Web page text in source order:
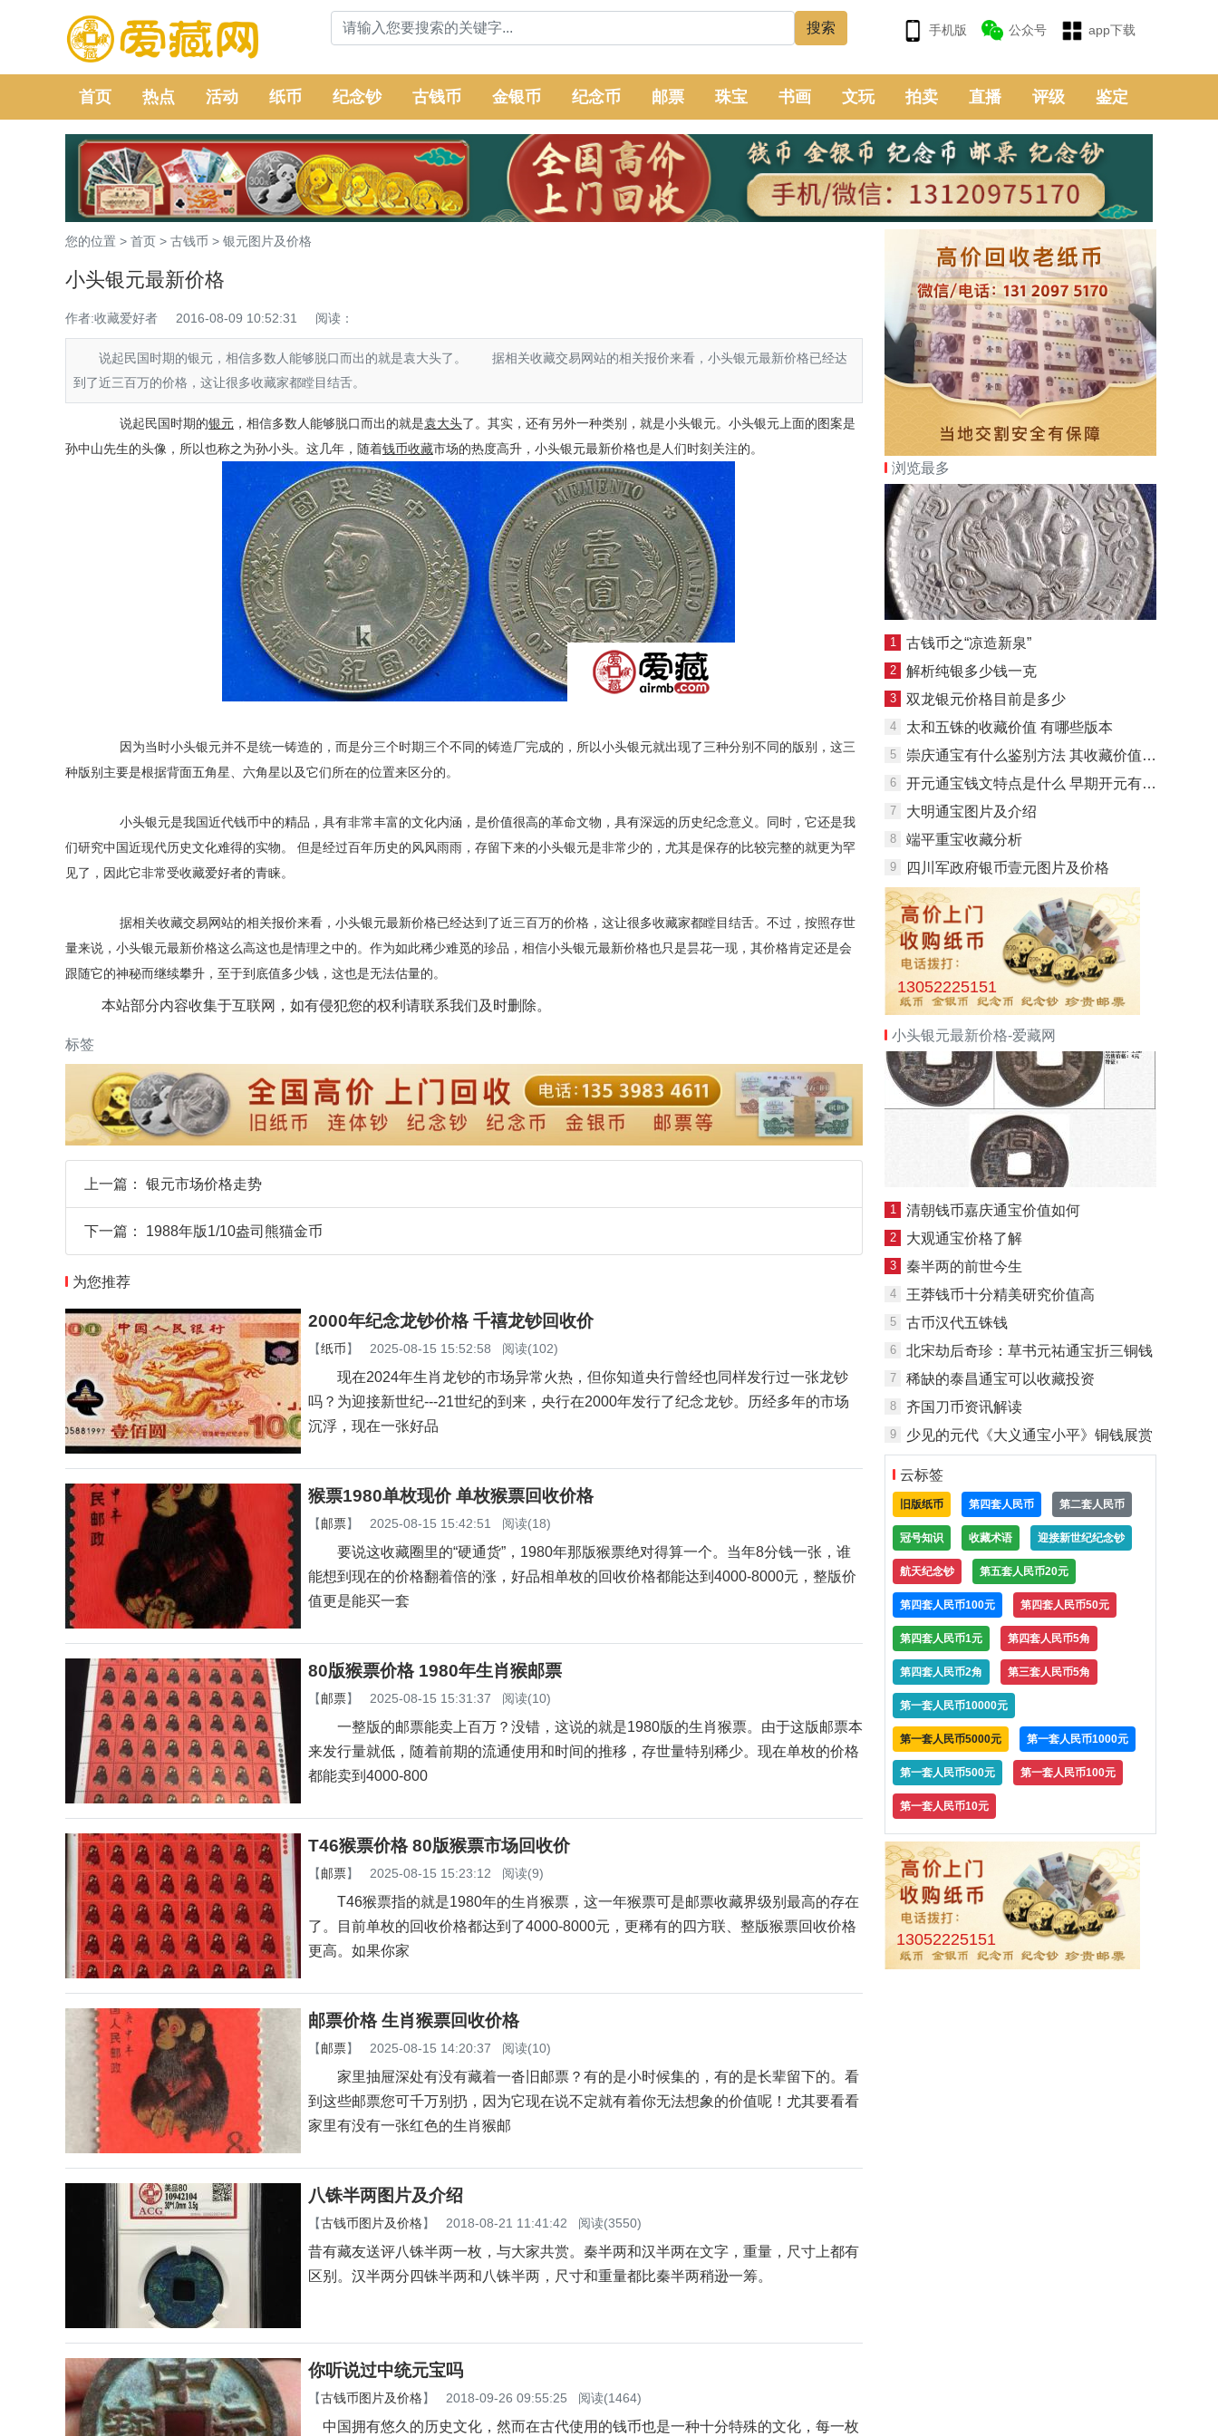
手机版 公众号 app下载
首页 热点 活动 纸币 纪念钞 古钱币 金银币 纪念币 邮票 珠宝 书画 文玩 拍卖 直播 评级 鉴定
您的位置 > 首页 > 古钱币 > 银元图片及价格
小头银元最新价格
作者:收藏爱好者 2016-08-09 10:52:31 阅读：
说起民国时期的银元，相信多数人能够脱口而出的就是袁大头了。 据相关收藏交易网站的相关报价来看，小头银元最新价格已经达
到了近三百万的价格，这让很多收藏家都瞠目结舌。
说起民国时期的银元 ，相信多数人能够脱口而出的就是袁大头了。其实，还有另外一种类别，就是小头银元。小头银元上面的图案是
孙中山先生的头像，所以也称之为孙小头。这几年，随着钱币收藏市场的热度高升，小头银元最新价格也是人们时刻关注的。
因为当时小头银元并不是统一铸造的，而是分三个时期三个不同的铸造厂完成的，所以小头银元就出现了三种分别不同的版别，这三
种版别主要是根据背面五角星、六角星以及它们所在的位置来区分的。
小头银元是我国近代钱币中的精品，具有非常丰富的文化内涵，是价值很高的革命文物，具有深远的历史纪念意义。同时，它还是我
们研究中国近现代历史文化难得的实物。 但是经过百年历史的风风雨雨，存留下来的小头银元是非常少的，尤其是保存的比较完整的就更为罕
见了，因此它非常受收藏爱好者的青睐。
据相关收藏交易网站的相关报价来看，小头银元最新价格已经达到了近三百万的价格，这让很多收藏家都瞠目结舌。不过，按照存世
量来说，小头银元最新价格这么高这也是情理之中的。作为如此稀少难觅的珍品，相信小头银元最新价格也只是昙花一现，其价格肯定还是会
跟随它的神秘而继续攀升，至于到底值多少钱，这也是无法估量的。
本站部分内容收集于互联网，如有侵犯您的权利请联系我们及时删除。
标签
上一篇： 银元市场价格走势
下一篇： 1988年版1/10盎司熊猫金币
为您推荐
2000年纪念龙钞价格 千禧龙钞回收价
【纸币】 2025-08-15 15:52:58 阅读(102)
现在2024年生肖龙钞的市场异常火热，但你知道央行曾经也同样发行过一张龙钞
吗？为迎接新世纪---21世纪的到来，央行在2000年发行了纪念龙钞。历经多年的市场
沉浮，现在一张好品
猴票1980单枚现价 单枚猴票回收价格
【邮票】 2025-08-15 15:42:51 阅读(18)
要说这收藏圈里的“硬通货”，1980年那版猴票绝对得算一个。当年8分钱一张，谁
能想到现在的价格翻着倍的涨，好品相单枚的回收价格都能达到4000-8000元，整版价
值更是能买一套
80版猴票价格 1980年生肖猴邮票
【邮票】 2025-08-15 15:31:37 阅读(10)
一整版的邮票能卖上百万？没错，这说的就是1980版的生肖猴票。由于这版邮票本
来发行量就低，随着前期的流通使用和时间的推移，存世量特别稀少。现在单枚的价格
都能卖到4000-800
T46猴票价格 80版猴票市场回收价
【邮票】 2025-08-15 15:23:12 阅读(9)
T46猴票指的就是1980年的生肖猴票，这一年猴票可是邮票收藏界级别最高的存在
了。目前单枚的回收价格都达到了4000-8000元，更稀有的四方联、整版猴票回收价格
更高。如果你家
邮票价格 生肖猴票回收价格
【邮票】 2025-08-15 14:20:37 阅读(10)
家里抽屉深处有没有藏着一沓旧邮票？有的是小时候集的，有的是长辈留下的。看
到这些邮票您可千万别扔，因为它现在说不定就有着你无法想象的价值呢！尤其要看看
家里有没有一张红色的生肖猴邮
八铢半两图片及介绍
【古钱币图片及价格】 2018-08-21 11:41:42 阅读(3550)
昔有藏友送评八铢半两一枚，与大家共赏。秦半两和汉半两在文字，重量，尺寸上都有
区别。汉半两分四铢半两和八铢半两，尺寸和重量都比秦半两稍逊一筹。
你听说过中统元宝吗
【古钱币图片及价格】 2018-09-26 09:55:25 阅读(1464)
中国拥有悠久的历史文化，然而在古代使用的钱币也是一种十分特殊的文化，每一枚
浏览最多
1 古钱币之“凉造新泉”
2 解析纯银多少钱一克
3 双龙银元价格目前是多少
4 太和五铢的收藏价值 有哪些版本
5 崇庆通宝有什么鉴别方法 其收藏价值如何
6 开元通宝钱文特点是什么 早期开元有什么特点
7 大明通宝图片及介绍
8 端平重宝收藏分析
9 四川军政府银币壹元图片及价格
13052225151
小头银元最新价格-爱藏网
1 清朝钱币嘉庆通宝价值如何
2 大观通宝价格了解
3 秦半两的前世今生
4 王莽钱币十分精美研究价值高
5 古币汉代五铢钱
6 北宋劫后奇珍：草书元祐通宝折三铜钱
7 稀缺的泰昌通宝可以收藏投资
8 齐国刀币资讯解读
9 少见的元代《大义通宝小平》铜钱展赏
云标签
旧版纸币 第四套人民币 第二套人民币
冠号知识 收藏术语 迎接新世纪纪念钞
航天纪念钞 第五套人民币20元
第四套人民币100元 第四套人民币50元
第四套人民币1元 第四套人民币5角
第四套人民币2角 第三套人民币5角
第一套人民币10000元
第一套人民币5000元 第一套人民币1000元
第一套人民币500元 第一套人民币100元
第一套人民币10元
13052225151